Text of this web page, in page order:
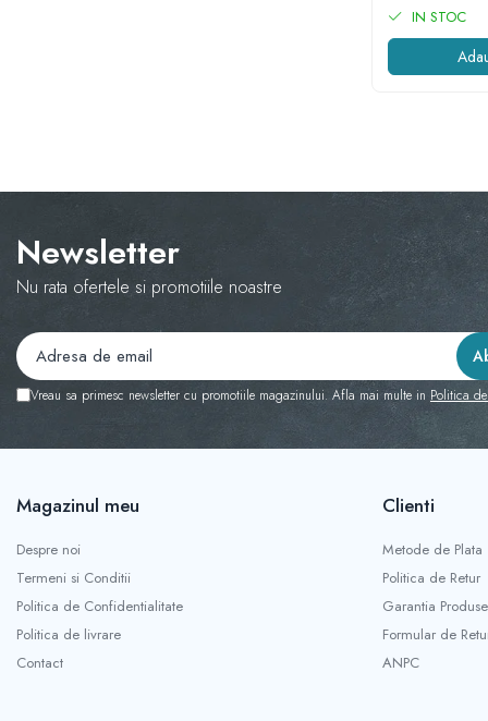
IN STOC
Newsletter
Nu rata ofertele si promotiile noastre
Vreau sa primesc newsletter cu promotiile magazinului. Afla mai multe in Politica
Magazinul meu
Despre noi
Termeni si Conditii
Politica de Confidentialitate
Politica de livrare
Contact
Clienti
Metode de Plata
Politica de Retur
Garantia
Formular de
ANPC